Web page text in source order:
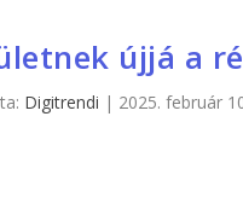
újjá a
Digitrendi | 2025. február